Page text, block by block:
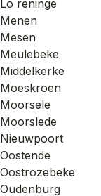
Lo reninge
Menen
Mesen
Meulebeke
Middelkerke
Moeskroen
Moorsele
Moorslede
Nieuwpoort
Oostende
Oostrozebeke
Oudenburg